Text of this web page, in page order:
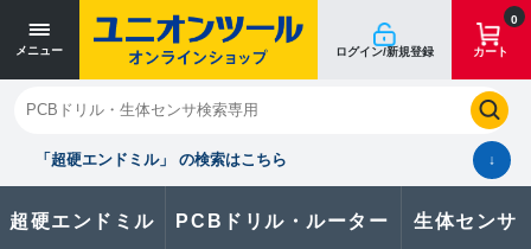
メニュー ログイン/新規登録
0
カート
「超硬エンドミル」 の検索はこちら ↓
超硬エンドミル PCBドリル・ルーター 生体センサ
閉じる
お気に入り クイックオーダー 購入履歴